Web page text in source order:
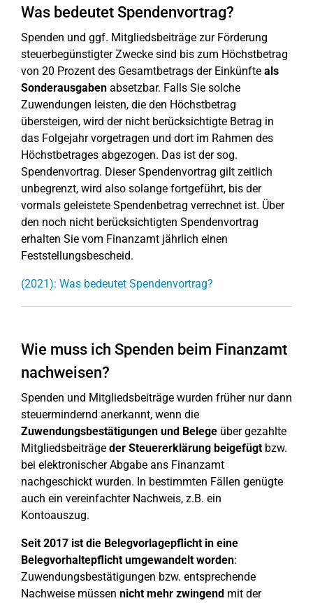
Was bedeutet Spendenvortrag?
Spenden und ggf. Mitgliedsbeiträge zur Förderung
steuerbegünstigter Zwecke sind bis zum Höchstbetrag
von 20 Prozent des Gesamtbetrags der Einkünfte als
Sonderausgaben absetzbar. Falls Sie solche
Zuwendungen leisten, die den Höchstbetrag
übersteigen, wird der nicht berücksichtigte Betrag in
das Folgejahr vorgetragen und dort im Rahmen des
Höchstbetrages abgezogen. Das ist der sog.
Spendenvortrag. Dieser Spendenvortrag gilt zeitlich
unbegrenzt, wird also solange fortgeführt, bis der
vormals geleistete Spendenbetrag verrechnet ist. Über
den noch nicht berücksichtigten Spendenvortrag
erhalten Sie vom Finanzamt jährlich einen
Feststellungsbescheid.
(2021): Was bedeutet Spendenvortrag?
Wie muss ich Spenden beim Finanzamt
nachweisen?
Spenden und Mitgliedsbeiträge wurden früher nur dann
steuermindernd anerkannt, wenn die
Zuwendungsbestätigungen und Belege über gezahlte
Mitgliedsbeiträge der Steuererklärung beigefügtbzw.
bei elektronischer Abgabe ans Finanzamt
nachgeschickt wurden. In bestimmten Fällen genügte
auch ein vereinfachter Nachweis, z.B. ein
Kontoauszug.
Seit 2017 ist die Belegvorlagepflicht in eine
Belegvorhaltepflicht umgewandelt worden:
Zuwendungsbestätigungen bzw. entsprechende
Nachweise müssen nicht mehr zwingend mit der